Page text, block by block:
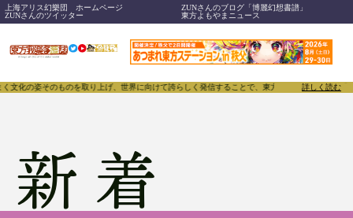
上海アリス幻樂団 ホームページ
ZUNさんのブログ「博麗幻想書譜」
ZUNさんのツイッター
東方よもやまニュース
、世界に向けて誇らしく発信することで、東方Projectのみならず「同人文化」そのものをさら
詳しく読む
新着